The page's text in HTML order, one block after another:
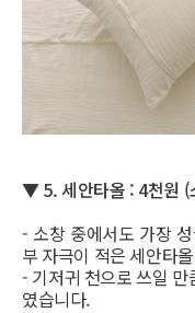
▼5. 세안타올 : 4천원
- 소창 중에서도 가장
부 자극이 적은 세안타
- 기저귀 천으로 쓰일
였습니다.